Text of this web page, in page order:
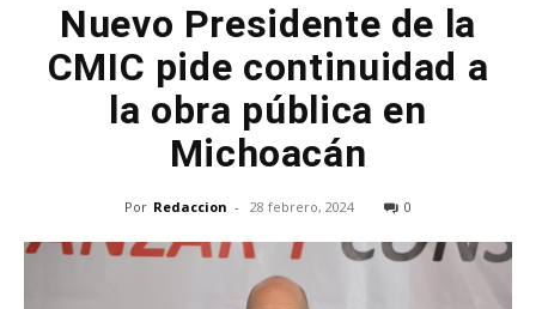
Nuevo Presidente de la
CMIC pide continuidad a
la obra pública en
Michoacán
Por Redaccion - 28 febrero, 2024 0